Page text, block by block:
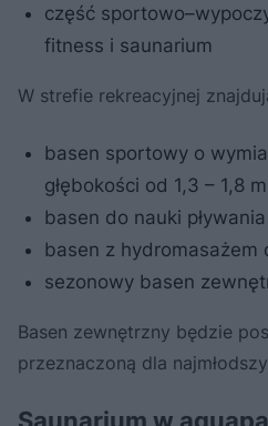
część
fitness i saunarium
W strefie rekreacyjnej
basen sportowy o
głębokości od 1,3 – 1,8
basen do nauki pływania
basen z hydromasażem
sezonowy basen
Basen zewnętrzny będzie
przeznaczoną dla
Saunarium w